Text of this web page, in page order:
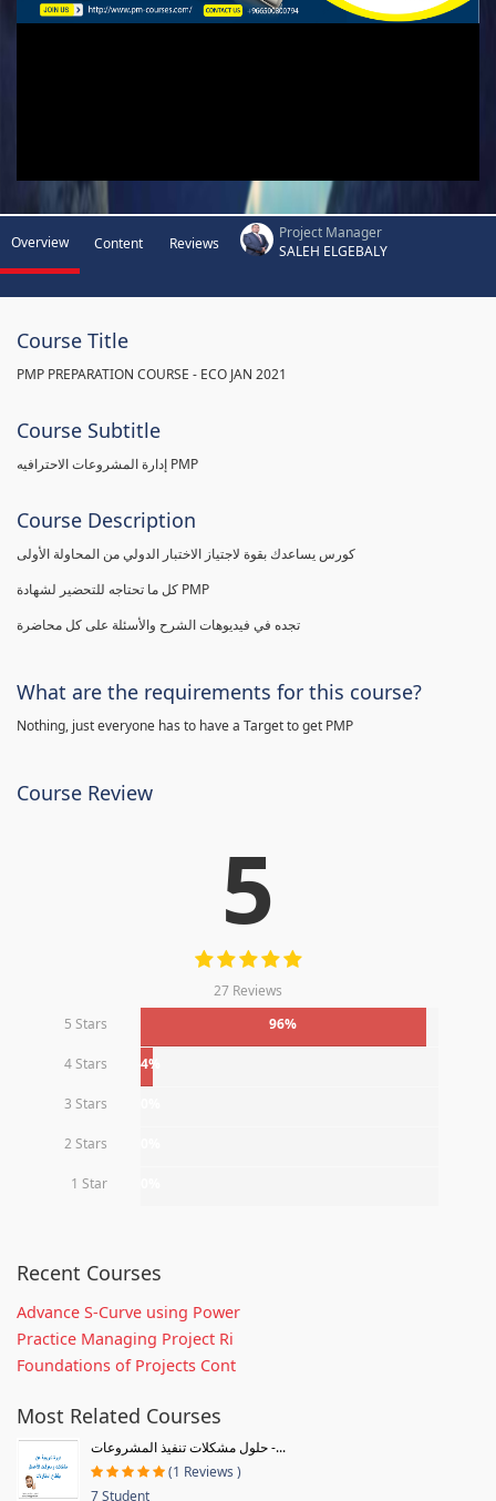
Overview Content Reviews
Project Manager
SALEH ELGEBALY
Course Title
PMP PREPARATION COURSE - ECO JAN 2021
Course Subtitle
إدارة المشروعات الاحترافيه PMP
Course Description
كل ما تحتاجه للتحضير لشهادة PMP
تجده في فيديوهات الشرح والأسئلة على كل محاضرة
What are the requirements for this course?
Nothing, just everyone has to have a Target to get PMP
Course Review
5
27 Reviews
5 Stars
96%
4 Stars 4%
3 Stars
2 Stars
1 Star
Recent Courses
Advance S-Curve using Power
Practice Managing Project Ri
Foundations of Projects Cont
Most Related Courses
حلول مشكلات تنفيذ المشروعات -...
(1 Reviews )
7 Student